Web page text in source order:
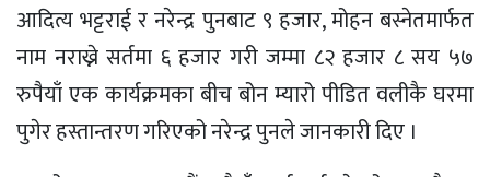
आदित्य भट्टराई र नरेन्द्र पुनबाट ९ हजार, मोहन बस्नेतमार्फत
नाम नराख्ने सर्तमा ६ हजार गरी जम्मा ८२ हजार ८ सय ५७
रुपैयाँ एक कार्यक्रमका बीच बोन म्यारो पीडित वलीकै घरमा
पुगेर हस्तान्तरण गरिएको नरेन्द्र पुनले जानकारी दिए ।